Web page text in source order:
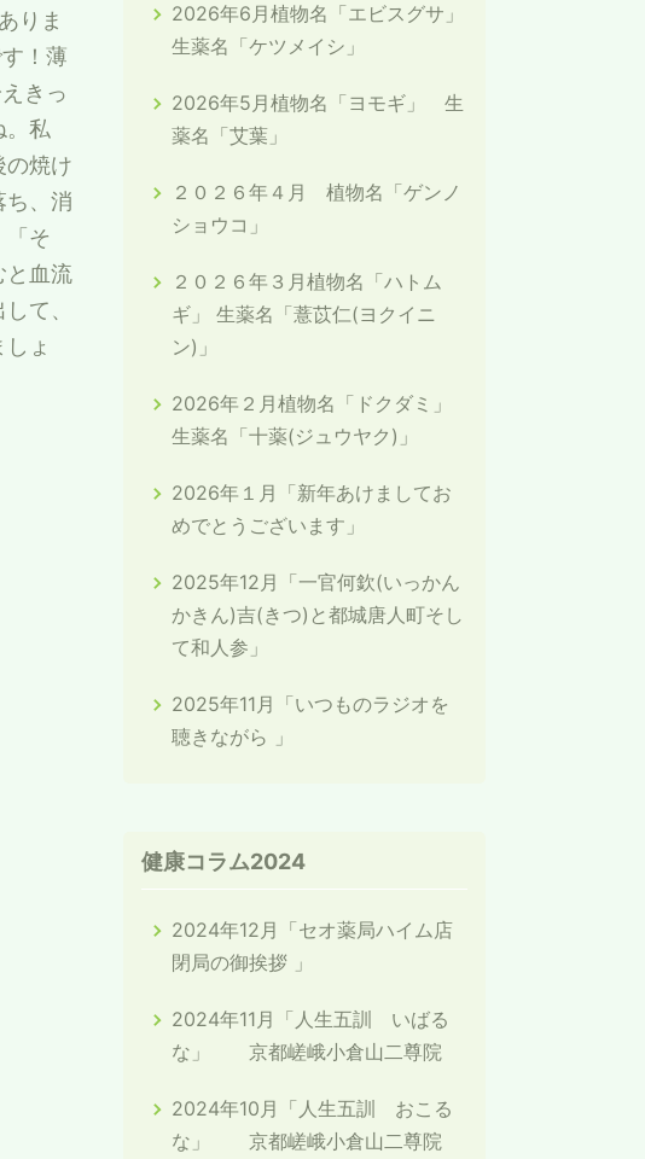
りま
！薄
きっ
。私
の焼け
ち、消
「そ
と血流
て、
ょ
2026年6月植物名「エビスグサ」
生薬名「ケツメイシ」
2026年5月植物名「ヨモギ」 生
薬名「艾葉」
２０２６年４月 植物名「ゲンノ
ショウコ」
２０２６年３月植物名「ハトム
ギ」 生薬名「薏苡仁(ヨクイニ
ン)」
2026年２月植物名「ドクダミ」
生薬名「十薬(ジュウヤク)」
2026年１月「新年あけましてお
めでとうございます」
2025年12月「一官何欽(いっかん
かきん)吉(きつ)と都城唐人町そし
て和人参」
2025年11月「いつものラジオを
聴きながら 」
健康コラム2024
2024年12月「セオ薬局ハイム店
閉局の御挨拶 」
2024年11月「人生五訓 いばる
な」 京都嵯峨小倉山二尊院
2024年10月「人生五訓 おこる
な」 京都嵯峨小倉山二尊院